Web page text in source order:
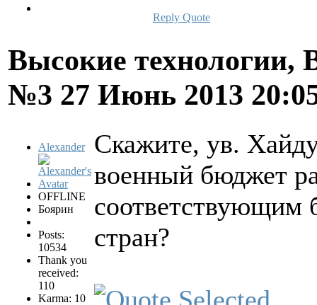
Reply Quote
Высокие технологии,
№3 27 Июнь 2013
Alexander
OFFLINE
Боярин
Posts:
10534
Thank you
received:
110
Karma: 10
Скажите, ув.
военный бюджет
соответствующим
стран?